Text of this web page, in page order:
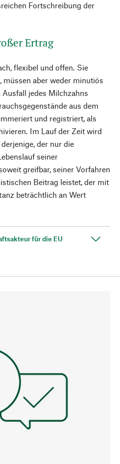
Fortschreibung der
Ertrag
flexibel und offen. Sie
müssen aber weder minutiös
jedes Milchzahns
aus dem
und registriert, als
Im Lauf der Zeit wird
der nur die
seiner
greifbar, seiner Vorfahren
Beitrag leistet, der mit
beträchtlich an Wert
für die EU